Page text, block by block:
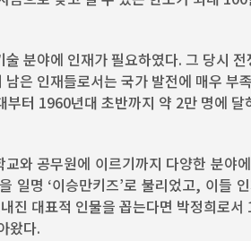
분야에 인재가 필요하였다. 그 당시
은 인재들로서는 국가 발전에 매우 부
터 1960년대 초반까지 약 2만 명에 달
와 공무원에 이르기까지 다양한 분야
일명 ‘이승만키즈’로 불리었고, 이들
진 대표적 인물을 꼽는다면 박정희로
왔다.